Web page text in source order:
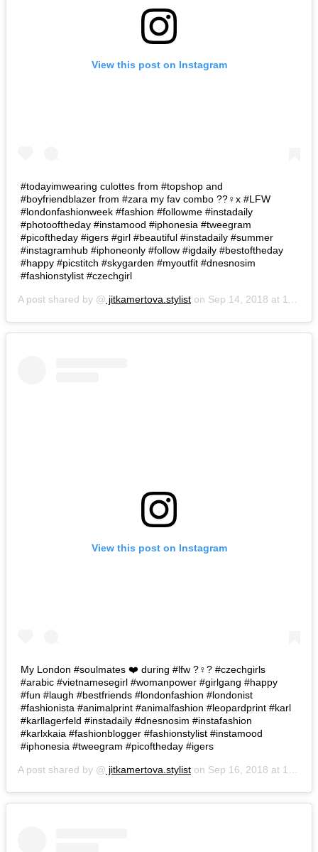
View this post on Instagram
#todayimwearing culottes from #topshop and
#boyfriendblazer from #zara my fav combo ??‍♀️x #LFW
#londonfashionweek #fashion #followme #instadaily
#photooftheday #instamood #iphonesia #tweegram
#picoftheday #igers #girl #beautiful #instadaily #summer
#instagramhub #iphoneonly #follow #igdaily #bestoftheday
#happy #picstitch #skygarden #myoutfit #dnesnosim
#fashionstylist #czechgirl
A post shared by @ jitkamertova.stylist on Sep 14, 2018 at 11:27am PDT
View this post on Instagram
My London #soulmates ❤️ during #lfw ?‍♀️? #czechgirls
#arabic #vietnamesegirl #womanpower #girlgang #happy
#fun #laugh #bestfriends #londonfashion #londonist
#fashionista #animalprint #animalfashion #leopardprint #karl
#karllagerfeld #instadaily #dnesnosim #instafashion
#karlxkaia #fashionblogger #fashionstylist #instamood
#iphonesia #tweegram #picoftheday #igers
A post shared by @ jitkamertova.stylist on Sep 16, 2018 at 1:37am PDT